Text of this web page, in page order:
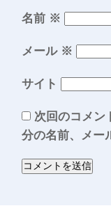
名前 ※
メール ※
サイト
次回のコメン
分の名前、メー